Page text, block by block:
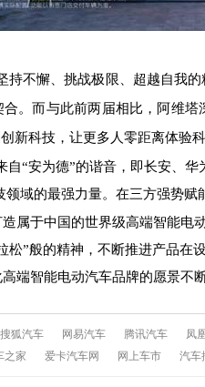
不懈、挑战极限、超越自我
。而与此前两届相比，阿维
新科技，让更多人零距离体验
“安为德”的谐音，即长安、华
领域的最强力量。在三方强势
属于中国的世界级高端智能电
松”般的精神，不断推进产品在
端智能电动汽车品牌的愿景不断
搜狐汽车 网易汽车 腾讯汽车 凤
之家 爱卡汽车网 网上车市 汽车